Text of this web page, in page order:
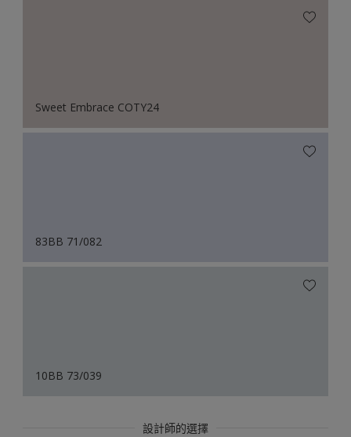
Sweet Embrace COTY24
83BB 71/082
10BB 73/039
設計師的選擇